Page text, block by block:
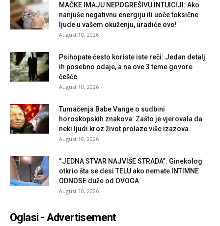
MAČKE IMAJU NEPOGREŠIVU INTUICIJI: Ako
nanjuše negativnu energiju ili uoče toksične
ljude u vašem okuženju, uradiće ovo!
August 10, 2026
Psihopate često koriste iste reči: Jedan detalj
ih posebno odaje, a na ove 3 teme govore
češće
August 10, 2026
Tumačenja Babe Vange o sudbini
horoskopskih znakova: Zašto je vjerovala da
neki ljudi kroz život prolaze više izazova
August 10, 2026
“JEDNA STVAR NAJVIŠE STRADA”: Ginekolog
otkrio šta se desi TELU ako nemate INTIMNE
ODNOSE duže od OVOGA
August 10, 2026
Oglasi - Advertisement